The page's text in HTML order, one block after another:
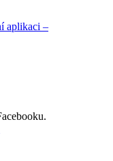
aplikaci –